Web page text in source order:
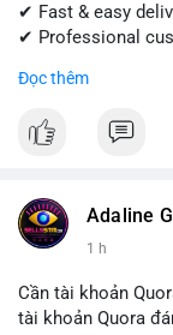
✔ Fast & easy
✔ Professional
Get started today!
📱 WhatsApp: +1
#instagram
#digitalsolutions
Đọc thêm
Adaline
1 h
Cần tài khoản
tài khoản Quora